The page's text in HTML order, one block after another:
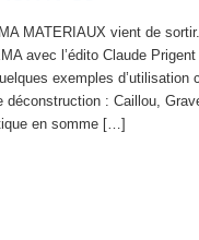
MATERIAUX vient de
avec l’édito Claude
exemples d’utilisation
déconstruction : Caillou,
en somme […]